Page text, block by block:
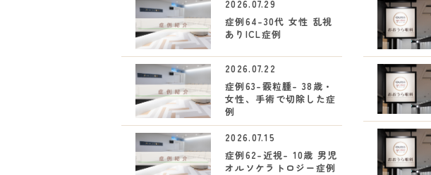
2026.07.29
症例64-30代 女性 乱視
ありICL症例
2026.07.22
症例63-霰粒腫- 38歳・
女性、手術で切除した症
例
2026.07.15
症例62-近視- 10歳 男児
オルソケラトロジー症例